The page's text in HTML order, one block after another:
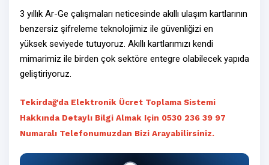
3 yıllık Ar-Ge çalışmaları neticesinde akıllı ulaşım kartlarının
benzersiz şifreleme teknolojimiz ile güvenliğizi en
yüksek seviyede tutuyoruz. Akıllı kartlarımızı kendi
mimarimiz ile birden çok sektöre entegre olabilecek yapıda
geliştiriyoruz.
Tekirdağ'da Elektronik Ücret Toplama Sistemi
Hakkında Detaylı Bilgi Almak Için 0530 236 39 97
Numaralı Telefonumuzdan Bizi Arayabilirsiniz.